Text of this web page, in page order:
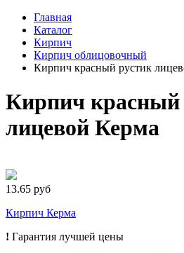
Главная
Каталог
Кирпич
Кирпич облицовочный
Кирпич красный рустик
Кирпич красный
лицевой Керма
13.65 руб
Кирпич Керма
! Гарантия лучшей цены